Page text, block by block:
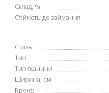
Склад, %
Стійкість до займання
Стиль
Тип
Тип тканини
Ширина, см
Бренд